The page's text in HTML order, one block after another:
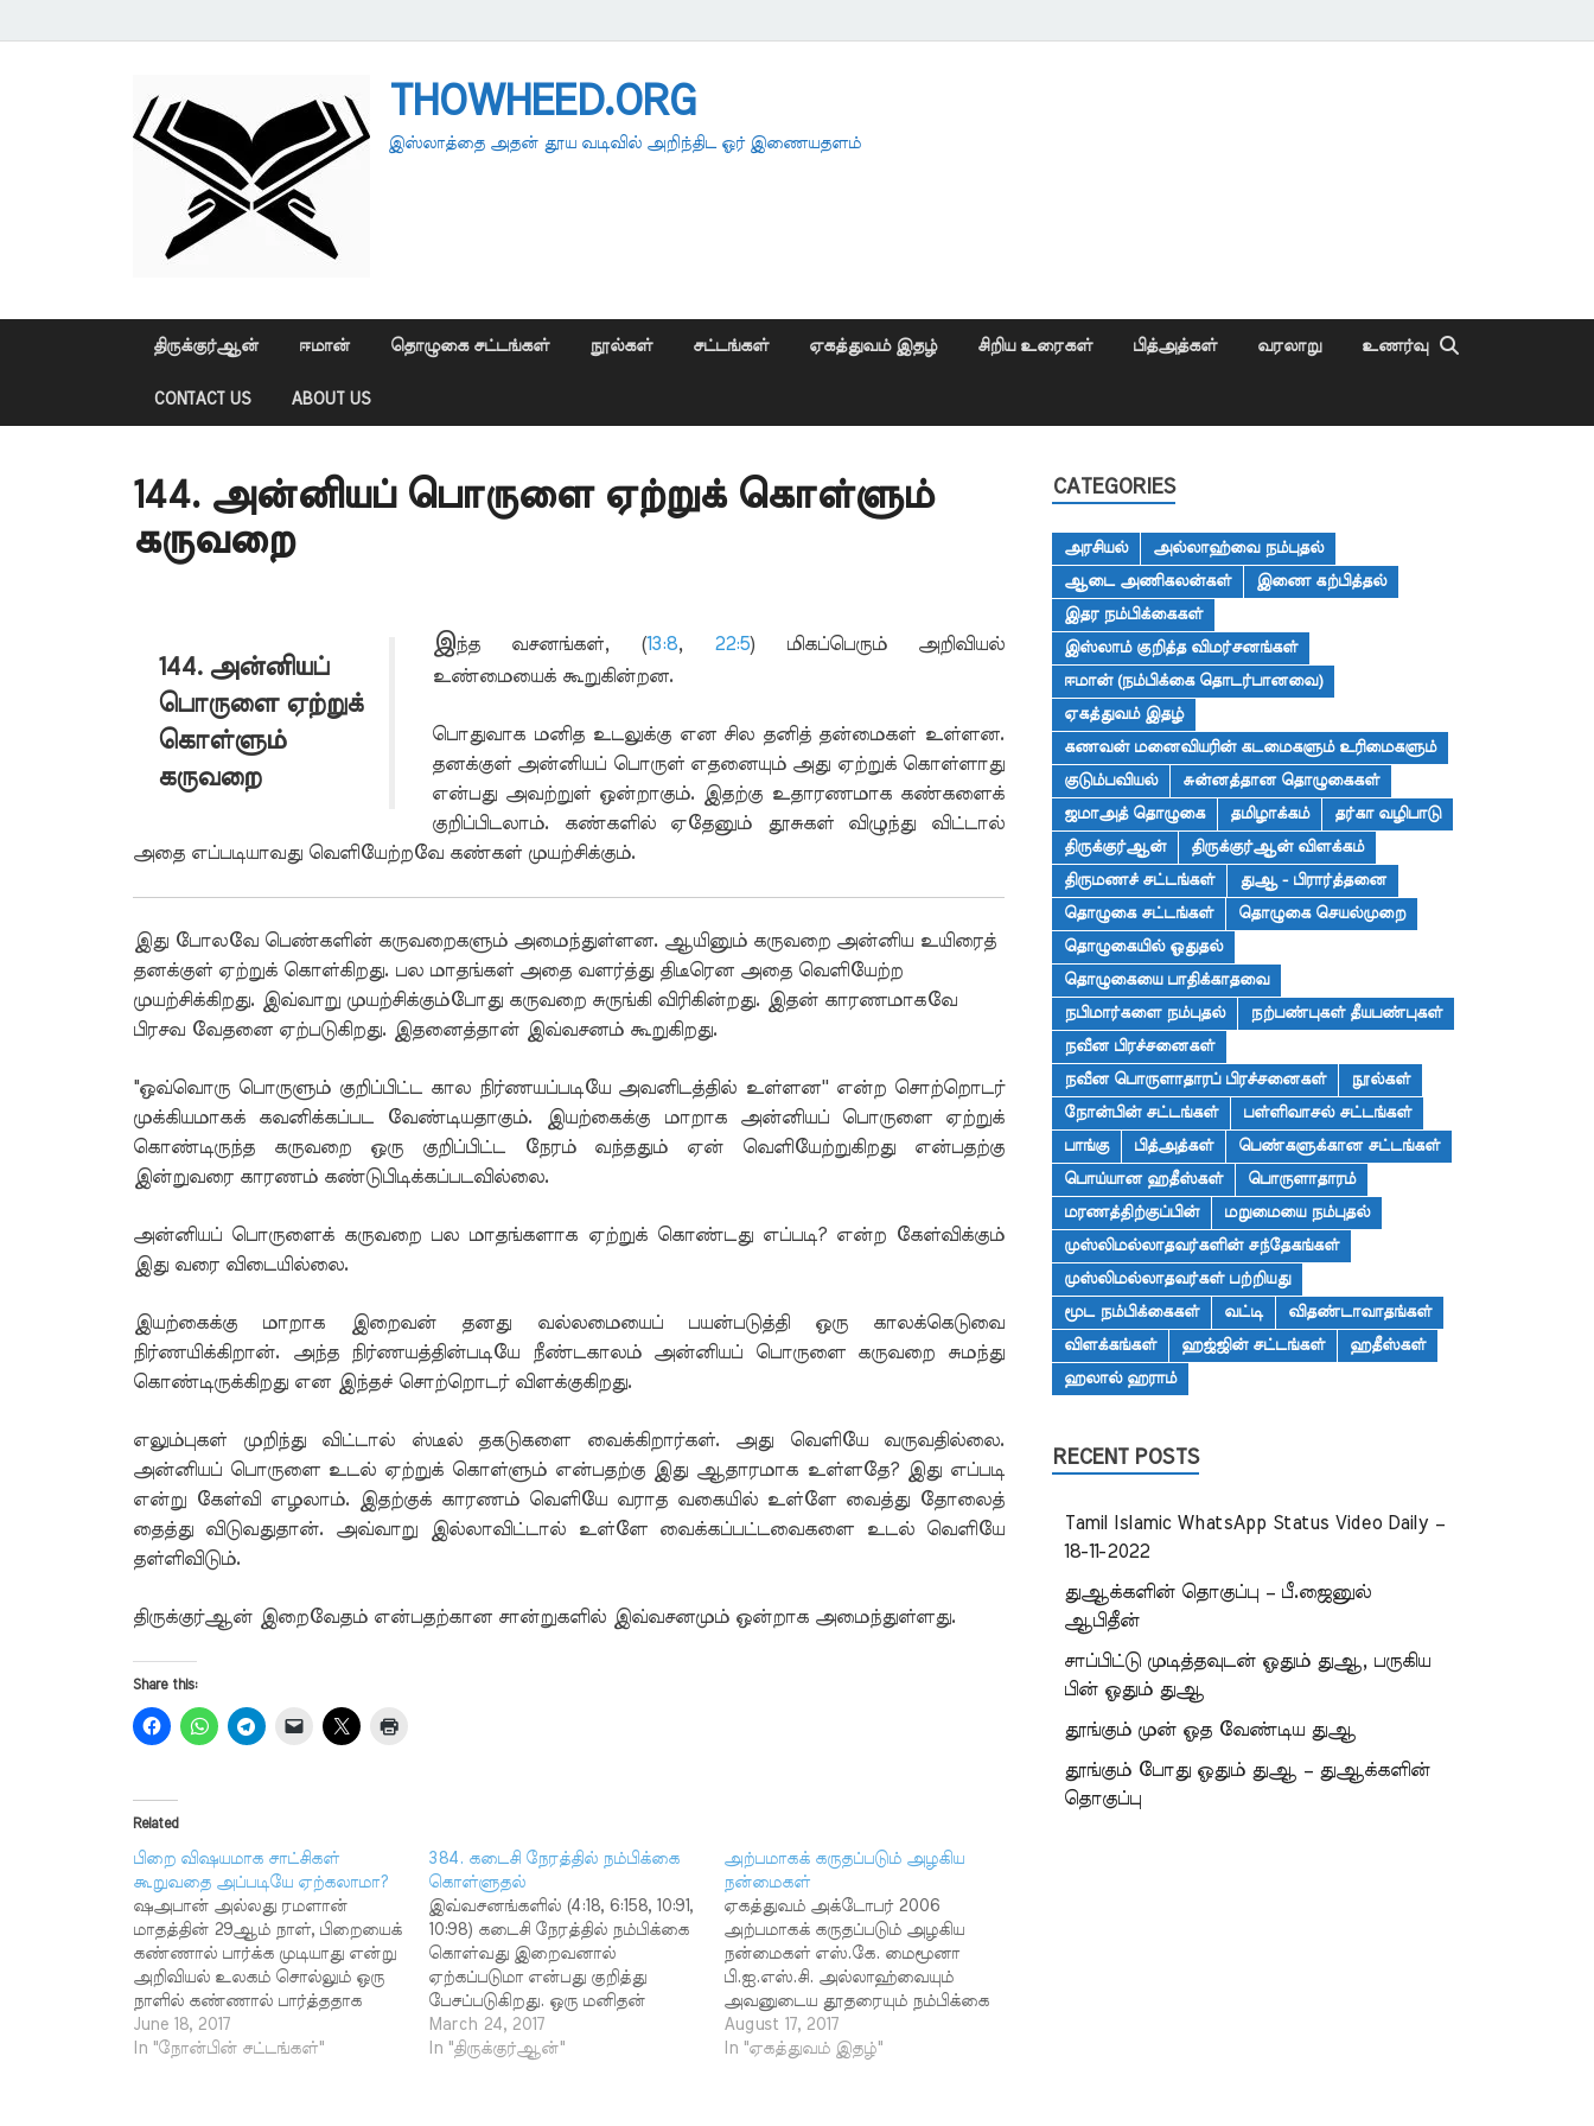
THOWHEED.ORG
இஸ்லாத்தை அதன் தூய வடிவில் அறிந்திட ஓர் இணையதளம்
திருக்குர்ஆன் ஈமான் தொழுகை சட்டங்கள் நூல்கள் சட்டங்கள் ஏகத்துவம் இதழ் சிறிய உரைகள் பித்அத்கள் வரலாறு உணர்வு
CONTACT US ABOUT US
144. அன்னியப் பொருளை ஏற்றுக் கொள்ளும்
கருவறை
144. அன்னியப்
பொருளை ஏற்றுக்
கொள்ளும்
கருவறை
இந்த வசனங்கள், (13:8, 22:5) மிகப்பெரும் அறிவியல்
உண்மையைக் கூறுகின்றன.
பொதுவாக மனித உடலுக்கு என சில தனித் தன்மைகள் உள்ளன.
தனக்குள் அன்னியப் பொருள் எதனையும் அது ஏற்றுக் கொள்ளாது
என்பது அவற்றுள் ஒன்றாகும். இதற்கு உதாரணமாக கண்களைக்
குறிப்பிடலாம். கண்களில் ஏதேனும் தூசுகள் விழுந்து விட்டால்
அதை எப்படியாவது வெளியேற்றவே கண்கள் முயற்சிக்கும்.
இது போலவே பெண்களின் கருவறைகளும் அமைந்துள்ளன. ஆயினும் கருவறை அன்னிய உயிரைத்
தனக்குள் ஏற்றுக் கொள்கிறது. பல மாதங்கள் அதை வளர்த்து திடீரென அதை வெளியேற்ற
முயற்சிக்கிறது. இவ்வாறு முயற்சிக்கும்போது கருவறை சுருங்கி விரிகின்றது. இதன் காரணமாகவே
பிரசவ வேதனை ஏற்படுகிறது. இதனைத்தான் இவ்வசனம் கூறுகிறது.
"ஒவ்வொரு பொருளும் குறிப்பிட்ட கால நிர்ணயப்படியே அவனிடத்தில் உள்ளன'' என்ற சொற்றொடர்
முக்கியமாகக் கவனிக்கப்பட வேண்டியதாகும். இயற்கைக்கு மாறாக அன்னியப் பொருளை ஏற்றுக்
கொண்டிருந்த கருவறை ஒரு குறிப்பிட்ட நேரம் வந்ததும் ஏன் வெளியேற்றுகிறது என்பதற்கு
இன்றுவரை காரணம் கண்டுபிடிக்கப்படவில்லை.
அன்னியப் பொருளைக் கருவறை பல மாதங்களாக ஏற்றுக் கொண்டது எப்படி? என்ற கேள்விக்கும்
இது வரை விடையில்லை.
இயற்கைக்கு மாறாக இறைவன் தனது வல்லமையைப் பயன்படுத்தி ஒரு காலக்கெடுவை
நிர்ணயிக்கிறான். அந்த நிர்ணயத்தின்படியே நீண்டகாலம் அன்னியப் பொருளை கருவறை சுமந்து
கொண்டிருக்கிறது என இந்தச் சொற்றொடர் விளக்குகிறது.
எலும்புகள் முறிந்து விட்டால் ஸ்டீல் தகடுகளை வைக்கிறார்கள். அது வெளியே வருவதில்லை.
அன்னியப் பொருளை உடல் ஏற்றுக் கொள்ளும் என்பதற்கு இது ஆதாரமாக உள்ளதே? இது எப்படி
என்று கேள்வி எழலாம். இதற்குக் காரணம் வெளியே வராத வகையில் உள்ளே வைத்து தோலைத்
தைத்து விடுவதுதான். அவ்வாறு இல்லாவிட்டால் உள்ளே வைக்கப்பட்டவைகளை உடல் வெளியே
தள்ளிவிடும்.
திருக்குர்ஆன் இறைவேதம் என்பதற்கான சான்றுகளில் இவ்வசனமும் ஒன்றாக அமைந்துள்ளது.
Share this:
Related
பிறை விஷயமாக சாட்சிகள்
கூறுவதை அப்படியே ஏற்கலாமா?
ஷஅபான் அல்லது ரமளான்
மாதத்தின் 29ஆம் நாள், பிறையைக்
கண்ணால் பார்க்க முடியாது என்று
அறிவியல் உலகம் சொல்லும் ஒரு
நாளில் கண்ணால் பார்த்ததாக
நம்பத் தகுந்த முஸ்லிம்கள்
கூறினால் அதை ஏற்றுக்
June 18, 2017
In "நோன்பின் சட்டங்கள்"
384. கடைசி நேரத்தில் நம்பிக்கை
கொள்ளுதல்
இவ்வசனங்களில் (4:18, 6:158, 10:91,
10:98) கடைசி நேரத்தில் நம்பிக்கை
கொள்வது இறைவனால்
ஏற்கப்படுமா என்பது குறித்து
பேசப்படுகிறது. ஒரு மனிதன்
இஸ்லாத்தை எப்போது
வேண்டுமானாலும் ஏற்றுக்
March 24, 2017
In "திருக்குர்ஆன்"
அற்பமாகக் கருதப்படும் அழகிய
நன்மைகள்
ஏகத்துவம் அக்டோபர் 2006
அற்பமாகக் கருதப்படும் அழகிய
நன்மைகள் எஸ்.கே. மைமூனா
பி.ஐ.எஸ்.சி. அல்லாஹ்வையும்
அவனுடைய தூதரையும் நம்பிக்கை
கொண்டவர்கள்சொர்க்கத்திற்குச்
செல்ல வேண்டும் என்றால்
August 17, 2017
In "ஏகத்துவம் இதழ்"
CATEGORIES
அரசியல்
அல்லாஹ்வை நம்புதல்
ஆடை அணிகலன்கள்
இணை கற்பித்தல்
இதர நம்பிக்கைகள்
இஸ்லாம் குறித்த விமர்சனங்கள்
ஈமான் (நம்பிக்கை தொடர்பானவை)
ஏகத்துவம் இதழ்
கணவன் மனைவியரின் கடமைகளும் உரிமைகளும்
குடும்பவியல்
சுன்னத்தான தொழுகைகள்
ஜமாஅத் தொழுகை
தமிழாக்கம்
தர்கா வழிபாடு
திருக்குர்ஆன்
திருக்குர்ஆன் விளக்கம்
திருமணச் சட்டங்கள்
துஆ - பிரார்த்தனை
தொழுகை சட்டங்கள்
தொழுகை செயல்முறை
தொழுகையில் ஓதுதல்
தொழுகையை பாதிக்காதவை
நபிமார்களை நம்புதல்
நற்பண்புகள் தீயபண்புகள்
நவீன பிரச்சனைகள்
நவீன பொருளாதாரப் பிரச்சனைகள்
நூல்கள்
நோன்பின் சட்டங்கள்
பள்ளிவாசல் சட்டங்கள்
பாங்கு
பித்அத்கள்
பெண்களுக்கான சட்டங்கள்
பொய்யான ஹதீஸ்கள்
பொருளாதாரம்
மரணத்திற்குப்பின்
மறுமையை நம்புதல்
முஸ்லிமல்லாதவர்களின் சந்தேகங்கள்
முஸ்லிமல்லாதவர்கள் பற்றியது
மூட நம்பிக்கைகள்
வட்டி
விதண்டாவாதங்கள்
விளக்கங்கள்
ஹஜ்ஜின் சட்டங்கள்
ஹதீஸ்கள்
ஹலால் ஹராம்
RECENT POSTS
Tamil Islamic WhatsApp Status Video Daily –
18-11-2022
துஆக்களின் தொகுப்பு – பீ.ஜைனுல்
ஆபிதீன்
சாப்பிட்டு முடித்தவுடன் ஓதும் துஆ, பருகிய
பின் ஓதும் துஆ
தூங்கும் முன் ஓத வேண்டிய துஆ
தூங்கும் போது ஓதும் துஆ – துஆக்களின்
தொகுப்பு